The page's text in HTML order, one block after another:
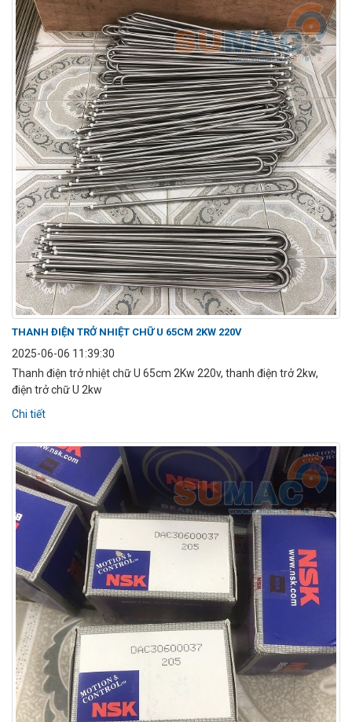
THANH ĐIỆN TRỞ NHIỆT CHỮ U 65CM 2KW 220V
2025-06-06 11:39:30
Thanh điện trở nhiệt chữ U 65cm 2Kw 220v, thanh điện trở 2kw,
điện trở chữ U 2kw
Chi tiết